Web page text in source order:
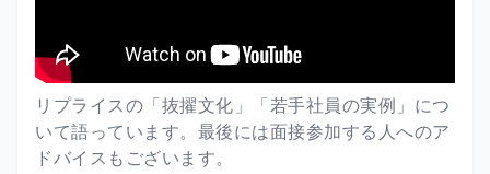
リプライスの「抜擢文化」「若手社員の実例」につ
いて語っています。最後には面接参加する人へのア
ドバイスもございます。